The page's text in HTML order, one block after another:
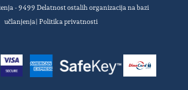
- 9499 Delatnost ostalih organizacija na bazi
učlanjenja|Politika privatnosti